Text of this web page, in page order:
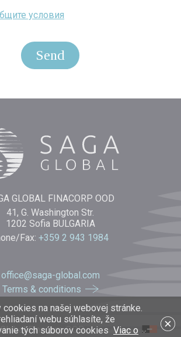
условия
GLOBAL FINACORP OOD
41, G. Washington Str.
1202 Sofia BULGARIA
Fax: +359 2 943 1984
office@saga-global.com
Terms & conditions
Finacorp OOD
na našej webovej stránke.
webu súhlasíte, že
tých súborov cookies Viac o